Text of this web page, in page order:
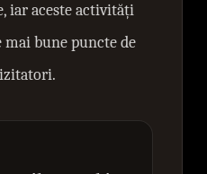
iar aceste activități
bune puncte de